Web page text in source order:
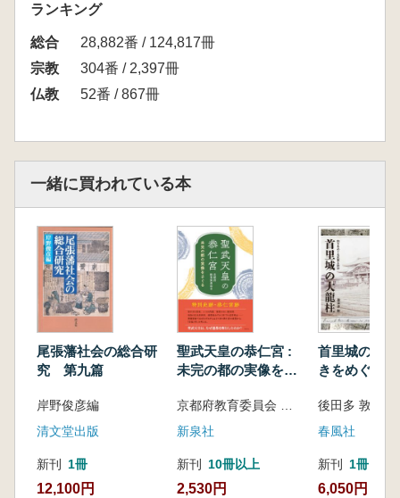
補章 親鸞聖人御消息 全三十七通(翻刻)
ランキング
総合
28,882番 / 124,817冊
宗教
304番 / 2,397冊
仏教
52番 / 867冊
一緒に買われている本
尾張藩社会の総合研
究 第九篇
岸野俊彦編
清文堂出版
新刊 1冊
12,100円
聖武天皇の恭仁宮 :
未完の都の実像をさ
京都府教育委員会 編集
新泉社
新刊 10冊以上
2,530円
首里城の大
きをめぐる
後田多 敦 著
春風社
新刊 1冊
6,050円